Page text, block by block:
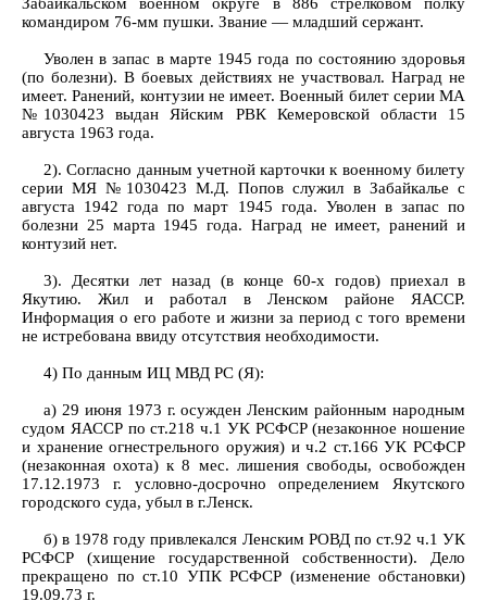
командиром 76-мм пушки. Звание — младший сержант.
Уволен в запас в марте 1945 года по состоянию здоровья
(по болезни). В боевых действиях не участвовал. Наград не
имеет. Ранений, контузии не имеет. Военный билет серии МА
№1030423 выдан Яйским РВК Кемеровской области 15
августа 1963 года.
2). Согласно данным учетной карточки к военному билету
серии МЯ №1030423 М.Д. Попов служил в Забайкалье с
августа 1942 года по март 1945 года. Уволен в запас по
болезни 25 марта 1945 года. Наград не имеет, ранений и
контузий нет.
3). Десятки лет назад (в конце 60-х годов) приехал в
Якутию. Жил и работал в Ленском районе ЯАССР.
Информация о его работе и жизни за период с того времени
не истребована ввиду отсутствия необходимости.
4) По данным ИЦ МВД РС (Я):
а) 29 июня 1973 г. осужден Ленским районным народным
судом ЯАССР по ст.218 ч.1 УК РСФСР (незаконное ношение
и хранение огнестрельного оружия) и ч.2 ст.166 УК РСФСР
(незаконная охота) к 8 мес. лишения свободы, освобожден
17.12.1973 г. условно-досрочно определением Якутского
городского суда, убыл в г.Ленск.
б) в 1978 году привлекался Ленским РОВД по ст.92 ч.1 УК
РСФСР (хищение государственной собственности). Дело
прекращено по ст.10 УПК РСФСР (изменение обстановки)
19.09.73 г.